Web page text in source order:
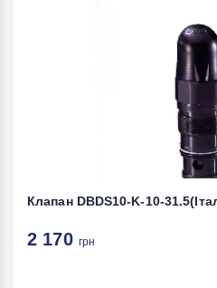
Клапан DBDS10-K-10-
2 170 грн